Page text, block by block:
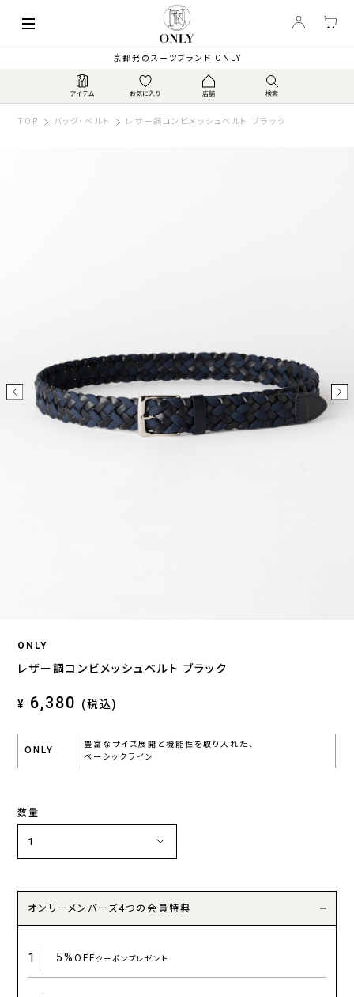
京都発のスーツブランド ONLY
TOP バッグ・ベルト レザー調コンビメッシュベルト ブラック
ONLY
レザー調コンビメッシュベルト ブラック
¥ 6,380 (税込)
ONLY
豊富なサイズ展開と機能性を取り入れた、
ベーシックライン
数量
オンリーメンバーズ4つの会員特典
1 5%OFFクーポンプレゼント